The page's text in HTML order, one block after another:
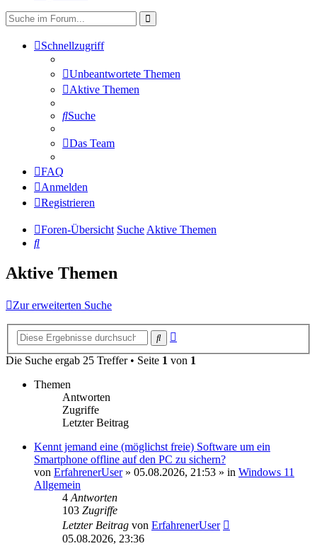
Schnellzugriff
Unbeantwortete Themen
Aktive Themen
Suche
Das Team
FAQ
Anmelden
Registrieren
Foren-Übersicht Suche Aktive Themen
Suche
Aktive Themen
Zur erweiterten Suche
Suche
Die Suche ergab 25 Treffer • Seite 1 von 1
Themen
Antworten
Zugriffe
Letzter Beitrag
Kennt jemand eine (möglichst freie) Software um ein
Smartphone offline auf den PC zu sichern?
von ErfahrenerUser» 05.08.2026, 21:53 » in Windows 11
Allgemein
4Antworten
103 Zugriffe
Letzter Beitrag von ErfahrenerUser
05.08.2026, 23:36